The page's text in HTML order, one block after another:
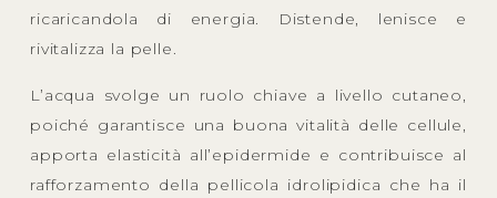
ricaricandola di energia. Distende, lenisce e
rivitalizza la pelle.
L’acqua svolge un ruolo chiave a livello cutaneo,
poiché garantisce una buona vitalità delle cellule,
apporta elasticità all’epidermide e contribuisce al
rafforzamento della pellicola idrolipidica che ha il